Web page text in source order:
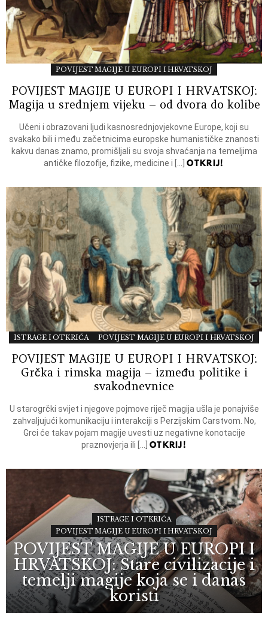
POVIJEST MAGIJE U EUROPI I HRVATSKOJ
POVIJEST MAGIJE U EUROPI I HRVATSKOJ:
Magija u srednjem vijeku – od dvora do kolibe
Učeni i obrazovani ljudi kasnosrednjovjekovne Europe, koji su
svakako bili i među začetnicima europske humanističke znanosti
kakvu danas znamo, promišljali su svoja shvaćanja na temeljima
antičke filozofije, fizike, medicine i […]OTKRIJ!
ISTRAGE I OTKRIĆA POVIJEST MAGIJE U EUROPI I HRVATSKOJ
POVIJEST MAGIJE U EUROPI I HRVATSKOJ:
Grčka i rimska magija – između politike i
svakodnevnice
U starogrčki svijet i njegove pojmove riječ magija ušla je ponajviše
zahvaljujući komunikaciju i interakciji s Perzijskim Carstvom. No,
Grci će takav pojam magije uvesti uz negativne konotacije
praznovjerja ili […] OTKRIJ!
ISTRAGE I OTKRIĆA
POVIJEST MAGIJE U EUROPI I HRVATSKOJ
POVIJEST MAGIJE U EUROPI I
HRVATSKOJ: Stare civilizacije i
temelji magije koja se i danas
koristi